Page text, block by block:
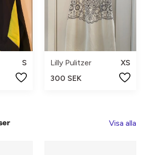
S
Lilly Pulitzer
XS
300 SEK
Visa alla